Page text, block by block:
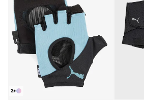
+
2